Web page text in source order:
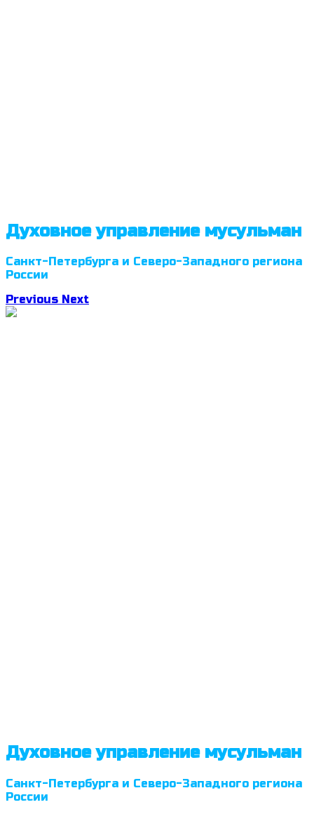
Духовное управление мусульман
Санкт-Петербурга и Северо-Западного региона
России
Previous Next
Духовное управление мусульман
Санкт-Петербурга и Северо-Западного региона
России